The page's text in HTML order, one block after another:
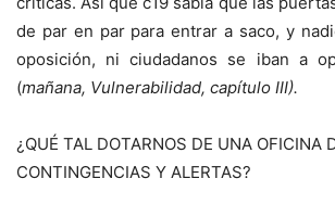
de par en par para entrar a saco, y
oposición, ni ciudadanos se iban a
(mañana, Vulnerabilidad, capítulo III).
¿QUÉ TAL DOTARNOS DE UNA OFICINA
CONTINGENCIAS Y ALERTAS?